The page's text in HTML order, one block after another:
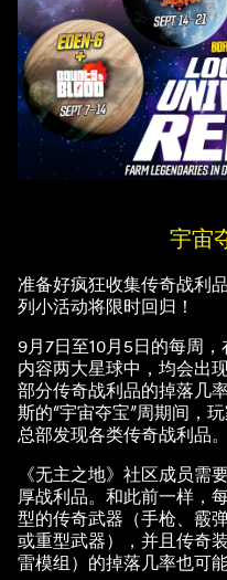
宇宙
准备好疯狂收集传奇战利
列小活动将限时回归！
9月7日至10月5日的每周
内容两大星球中，均会出
部分传奇战利品的掉落几
斯的“宇宙夺宝”周期间，
总部发现各类传奇战利品。
《无主之地》社区成员需
厚战利品。和此前一样，
型的传奇武器（手枪、霰
或重型武器），并且传奇
雷模组）的掉落几率也可能